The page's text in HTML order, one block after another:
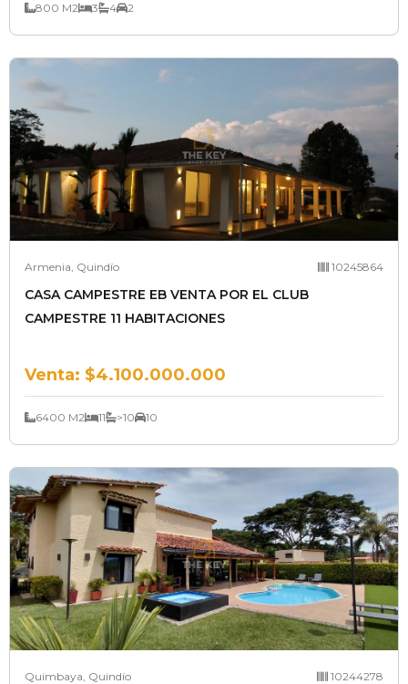
800 M2 3 4 2
Armenia, Quindío 10245864
CASA CAMPESTRE EB VENTA POR EL CLUB
CAMPESTRE 11 HABITACIONES
Venta: $4.100.000.000
6400 M2 11 >10 10
Quimbaya, Quindío 10244278